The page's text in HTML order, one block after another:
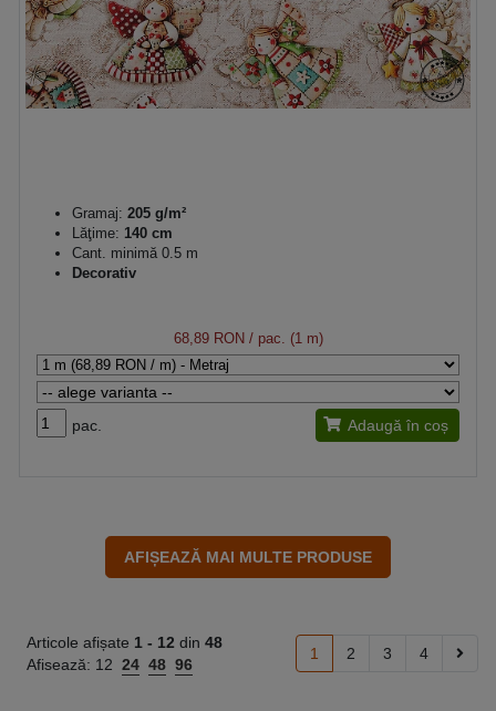
Gramaj: 205 g/m²
Lăţime: 140 cm
Cant. minimă 0.5 m
Decorativ
68,89 RON / pac. (1 m)
pac. Adaugă în coș
Articole afișate 1 - 12 din 48
Afisează: 12 24 48 96
1 2 3 4